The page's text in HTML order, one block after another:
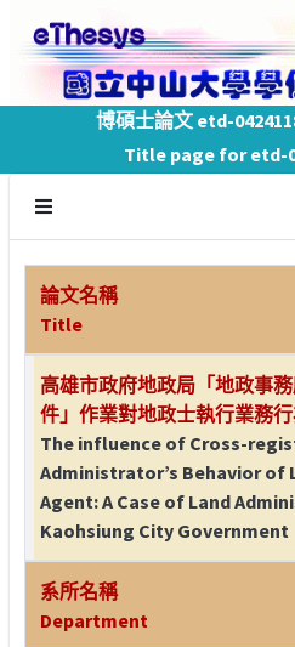
博碩士論文 etd-
Title page for etd-
論文名稱
Title
高雄市政府地政局「地政事
件」作業對地政士執行業務
The influence of Cross-
Administrator’s Behavior of
Agent: A Case of Land
Kaohsiung City Government
系所名稱
Department